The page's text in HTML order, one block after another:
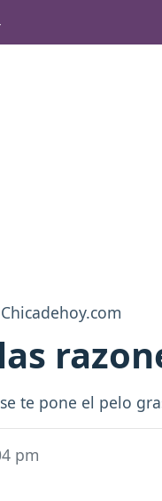
te pone el pelo
pm